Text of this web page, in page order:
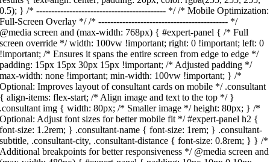
0.5); } /* ------------------------------------------- */ /* Mobile Optimization:
Full-Screen Overlay */ /* ------------------------------------------- */
@media screen and (max-width: 768px) { #expert-panel { /* Full
screen override */ width: 100vw !important; right: 0 !important; left: 0
!important; /* Ensures it spans the entire screen from edge to edge */
padding: 15px 15px 30px 15px !important; /* Adjusted padding */
max-width: none !important; min-width: 100vw !important; } /*
Optional: Improves layout of consultant cards on mobile */ .consultant
{ align-items: flex-start; /* Align image and text to the top */ }
.consultant img { width: 80px; /* Smaller image */ height: 80px; } /*
Optional: Adjust font sizes for better mobile fit */ #expert-panel h2 {
font-size: 1.2rem; } .consultant-name { font-size: 1rem; } .consultant-
subtitle, .consultant-city, .consultant-distance { font-size: 0.8rem; } } /*
Additional breakpoints for better responsiveness */ @media screen and